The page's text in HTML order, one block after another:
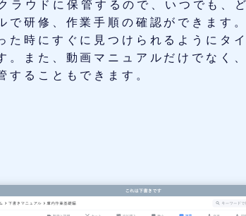
ウドに保管するので、いつでも、
で研修、作業手順の確認ができます。
た時にすぐに見つけられるようにタ
。また、動画マニュアルだけでなく
することもできます。